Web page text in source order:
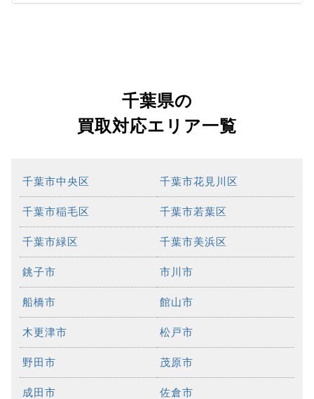
千葉県の
買取対応エリア一覧
千葉市中央区 千葉市花見川区
千葉市稲毛区 千葉市若葉区
千葉市緑区 千葉市美浜区
銚子市 市川市
船橋市 館山市
木更津市 松戸市
野田市 茂原市
成田市 佐倉市